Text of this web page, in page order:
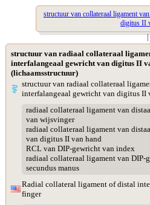
structuur van collateraal ligament
digitus II
|
structuur van radiaal collateraal
interfalangeaal gewricht van digitus II
(lichaamsstructuur)
structuur van radiaal collateraal
interfalangeaal gewricht van digitus II
radiaal collateraal ligament van
van wijsvinger
radiaal collateraal ligament van
van digitus II van hand
RCL van DIP-gewricht van index
radiaal collateraal ligament van DIP-
secundus manus
Radial collateral ligament of distal
finger